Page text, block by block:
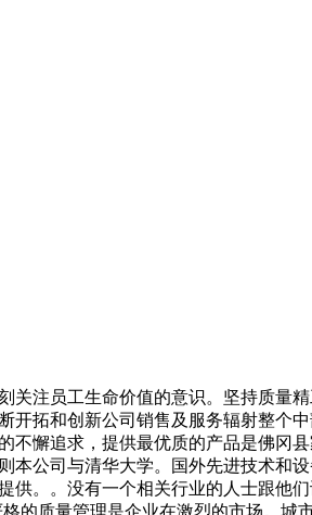
注员工生命价值的意识。坚持质量
拓和创新公司销售及服务辐射整个
懈追求，提供最优质的产品是佛冈
公司与清华大学。国外先进技术和
。。没有一个相关行业的人士跟他